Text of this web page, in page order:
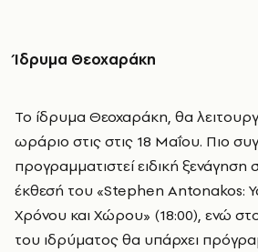
Ίδρυμα Θεοχαράκη
Το ίδρυμα Θεοχαράκη, θα
ωράριο στιςστις 18 Μαΐου. Πιο
προγραμματιστεί ειδική ξενάγηση
έκθεσή του «Stephen Antonakos:
Χρόνου και Χώρου» (18:00), ενώ
του ιδρύματος θα υπάρχει